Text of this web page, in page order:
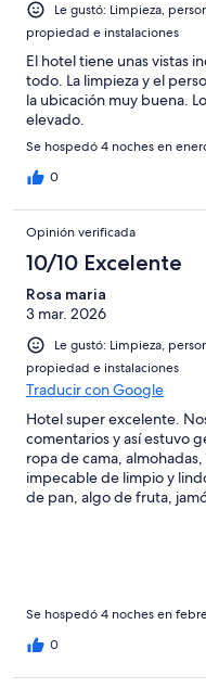
Le gustó: Limpieza,
propiedad e instalaciones
El hotel tiene unas vistas
todo. La limpieza y el
la ubicación muy buena.
elevado.
Se hospedó 4 noches en
0
Opinión verificada
10/10 Excelente
Rosa maria
3 mar. 2026
Le gustó: Limpieza,
propiedad e instalaciones
Traducir con Google
Hotel super excelente.
comentarios y así estuvo
ropa de cama,
impecable de limpio y
de pan, algo de fruta,
venta de nada ahí muy
centro está a 10 minutos
funcionar de 3 a 8 pm y
Se hospedó 4 noches en
0